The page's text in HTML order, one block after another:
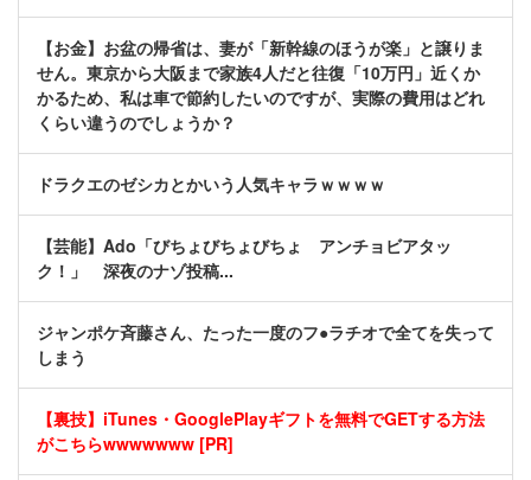
【お金】お盆の帰省は、妻が「新幹線のほうが楽」と譲りま
せん。東京から大阪まで家族4人だと往復「10万円」近くか
かるため、私は車で節約したいのですが、実際の費用はどれ
くらい違うのでしょうか？
ドラクエのゼシカとかいう人気キャラｗｗｗｗ
【芸能】Ado「びちょびちょびちょ アンチョビアタッ
ク！」 深夜のナゾ投稿...
ジャンポケ斉藤さん、たった一度のフ●ラチオで全てを失って
しまう
【裏技】iTunes・GooglePlayギフトを無料でGETする方法
がこちらwwwwwww [PR]